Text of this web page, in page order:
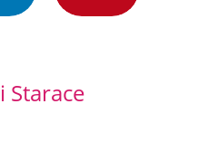
Starace